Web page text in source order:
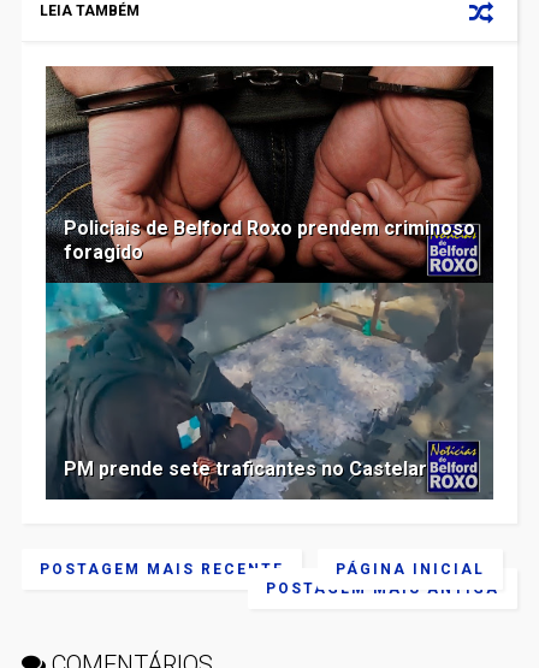
LEIA TAMBÉM
Policiais de Belford Roxo prendem criminoso
foragido
PM prende sete traficantes no Castelar
POSTAGEM MAIS RECENTE
POSTAGEM MAIS ANTIGA
PÁGINA INICIAL